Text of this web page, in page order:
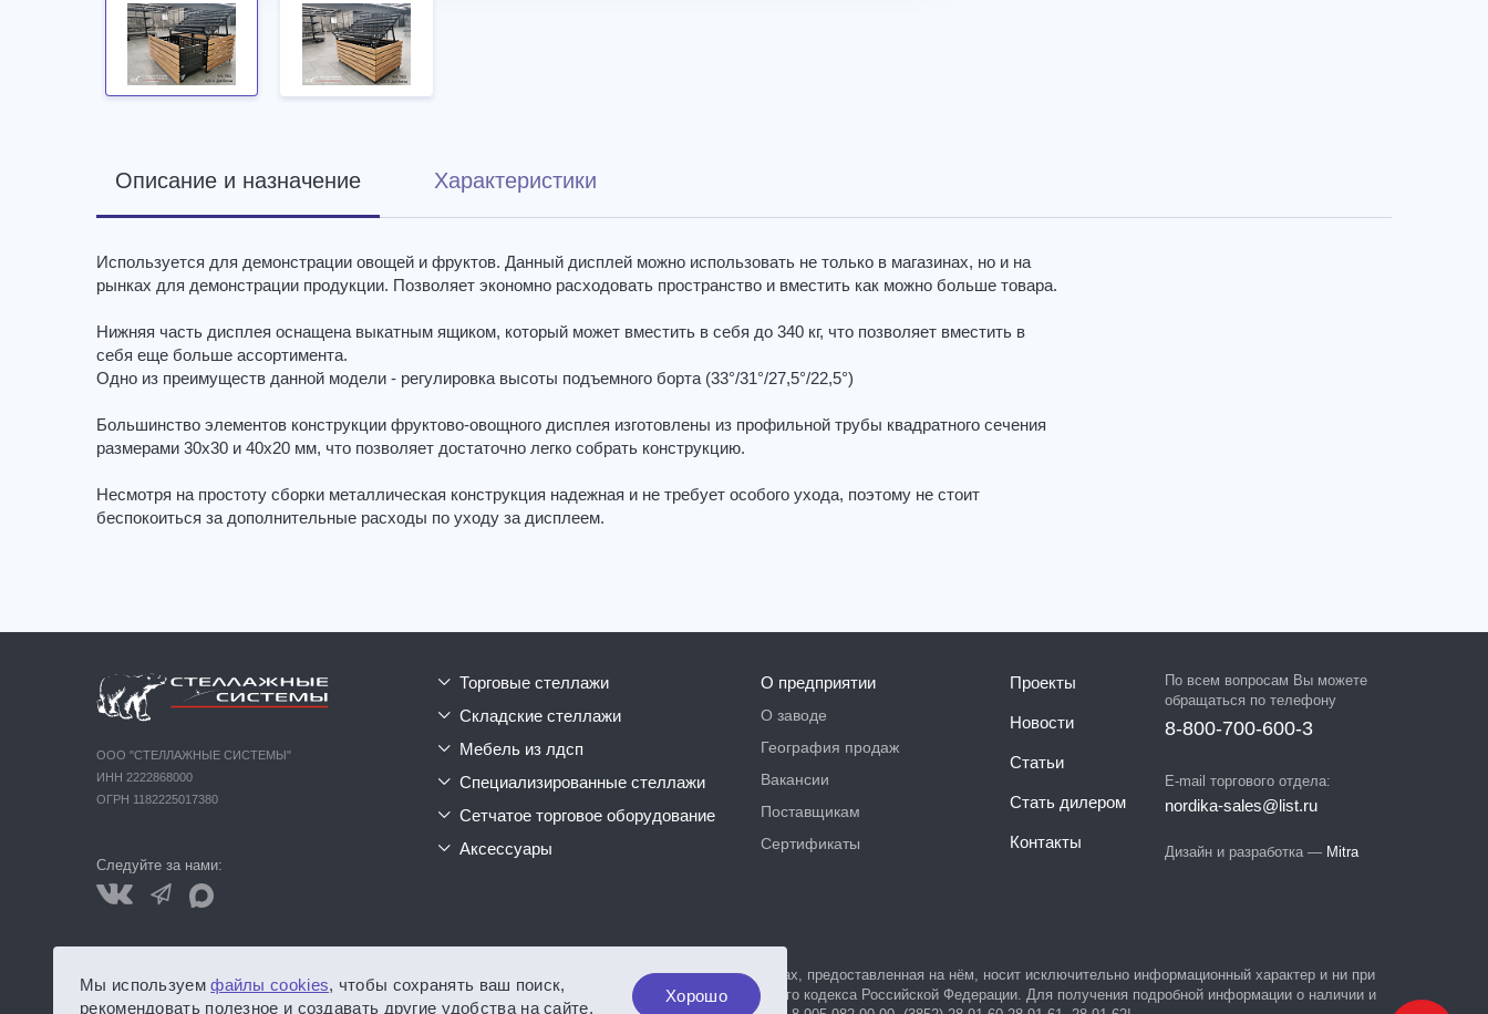
Описание и назначение Характеристики
Используется для демонстрации овощей и фруктов. Данный дисплей можно использовать не только в магазинах, но и на
рынках для демонстрации продукции. Позволяет экономно расходовать пространство и вместить как можно больше товара.
Нижняя часть дисплея оснащена выкатным ящиком, который может вместить в себя до 340 кг, что позволяет вместить в
себя еще больше ассортимента.
Одно из преимуществ данной модели - регулировка высоты подъемного борта (33°/31°/27,5°/22,5°)
Большинство элементов конструкции фруктово-овощного дисплея изготовлены из профильной трубы квадратного сечения
размерами 30х30 и 40х20 мм, что позволяет достаточно легко собрать конструкцию.
Несмотря на простоту сборки металлическая конструкция надежная и не требует особого ухода, поэтому не стоит
беспокоиться за дополнительные расходы по уходу за дисплеем.
ООО "СТЕЛЛАЖНЫЕ СИСТЕМЫ"
ИНН 2222868000
ОГРН 1182225017380
Следуйте за нами:
торговые стеллажи
складские стеллажи
мебель из лдсп
специализированные стеллажи
сетчатое торговое оборудование
аксессуары
О предприятии
О заводе
География продаж
Вакансии
Поставщикам
Сертификаты
Проекты
Новости
Статьи
Стать дилером
Контакты
По всем вопросам Вы можете
обращаться по телефону
8-800-700-600-3
E-mail торгового отдела:
nordika-sales@list.ru
Дизайн и разработка — Mitra
Обращаем ваше внимание на то, что данный интернет-сайт, а также вся информация о товарах и ценах, предоставленная на нём, носит исключительно информационный характер и ни при
каких условиях не является публичной офертой, определяемой положениями Статьи 437 Гражданского кодекса Российской Федерации. Для получения подробной информации о наличии и
Мы используемфайлы cookies, чтобы сохранять ваш поиск,
рекомендовать полезное и создавать другие удобства на сайте.
Хорошо